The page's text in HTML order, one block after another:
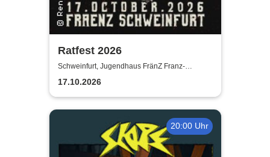
Ratfest 2026
Schweinfurt, Jugendhaus FränZ Franz-
Schubert-Straße
17.10.2026
20:00 Uhr